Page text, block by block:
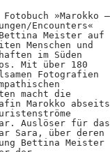
Fotobuch »Marokko –
Encounters«
Meister auf
Menschen und
im Süden
Mit über 180
Fotografien
macht die
Marokko abseits
Auslöser für das
Sara, über deren
Bettina Meister